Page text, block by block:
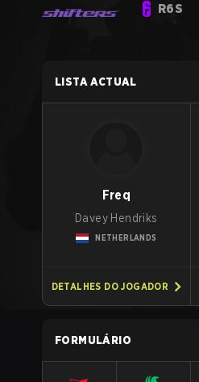
R6S
LISTA ACTUAL
Freq
Davey Hendriks
NETHERLANDS
DETALHES DO JOGADOR
FORMULÁRIO